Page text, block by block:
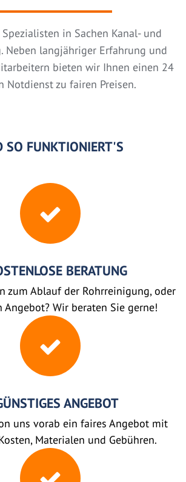
in Sachen Kanal- und
Neben langjähriger Erfahrung und
bieten wir Ihnen einen 24
Notdienst zu fairen Preisen.
SO FUNKTIONIERT'S
BERATUNG
zum Ablauf der Rohrreinigung, oder
Angebot? Wir beraten Sie gerne!
ANGEBOT
uns vorab ein faires Angebot mit
Materialen und Gebühren.